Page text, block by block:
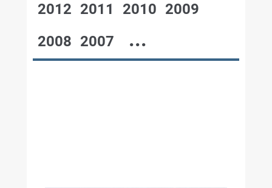
2012 2011 2010 2009
2008 2007 ...